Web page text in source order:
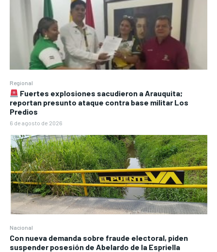
Regional
Fuertes explosiones sacudieron a Arauquita;
reportan presunto ataque contra base militar Los
Predios
6 de agosto de 2026
Nacional
Con nueva demanda sobre fraude electoral, piden
suspender posesión de Abelardo de la Espriella